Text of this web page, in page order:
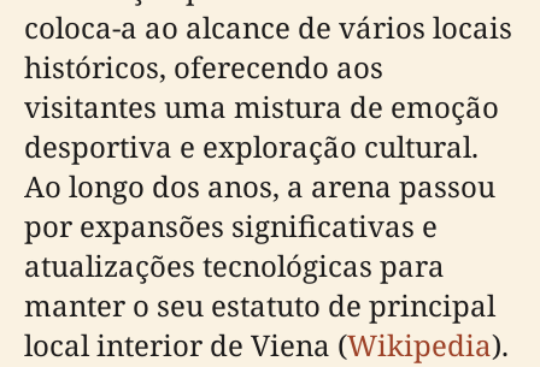
coloca-a ao alcance de vários locais
históricos, oferecendo aos
visitantes uma mistura de emoção
desportiva e exploração cultural.
Ao longo dos anos, a arena passou
por expansões significativas e
atualizações tecnológicas para
manter o seu estatuto de principal
local interior de Viena (Wikipedia).